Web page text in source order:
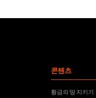
콘텐츠
황금의 땅 지키기